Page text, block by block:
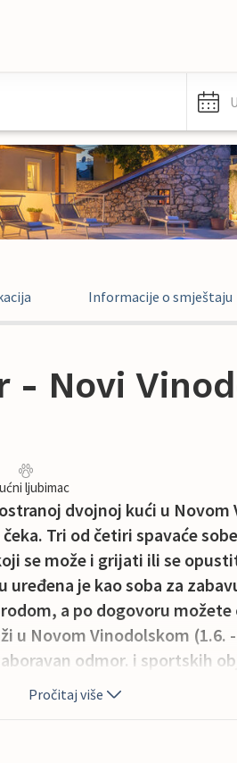
Informacije o smještaju
- Novi
ljubimac
dvojnoj kući u
Tri od četiri spavaće
se može i grijati ili se
je kao soba za
a po dogovoru
u Novom Vinodolskom (1.6.
odmor. i sportskih
Pročitaj više